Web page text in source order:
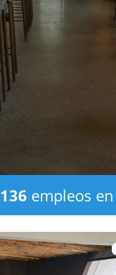
136 empleos en